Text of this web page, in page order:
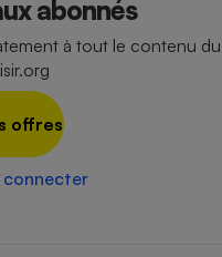
abonnés
à tout le contenu du
offres
connecter
Climatiseur -
Ventilateur
Ventilateur